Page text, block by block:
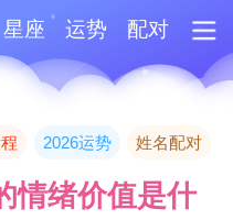
星座 运势 配对
2026运势 姓名配对
情绪价值是什